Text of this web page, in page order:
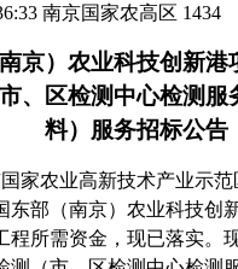
南京国家农高区 1434
京）农业科技创新港
、区检测中心检测服
料）服务招标公告
家农业高新技术产业示
东部（南京）农业科技创
程所需资金，现已落实。